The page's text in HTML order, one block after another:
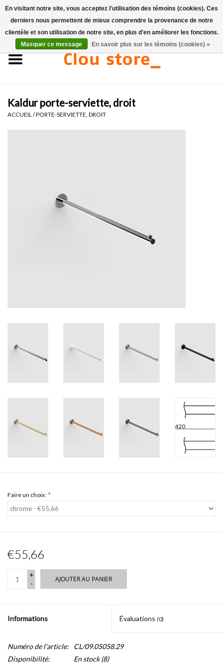
Accueil
Ensembles de lave-mains
Lave-mains
Kaldur porte-serviette, droit
ACCUEIL /PORTE-SERVIETTE, DROIT
Faire un choix: *
€55,66
+
-
AJOUTER AU PANIER
Informations Évaluations (0)
Numéro de l'article:
CL/09.05058.29
Disponibilité:
En stock(8)
En visitant notre site, vous acceptez l'utilisation des témoins (cookies). Ces
derniers nous permettent de mieux comprendre la provenance de notre
clientèle et son utilisation de notre site, en plus d'en améliorer les fonctions.
Masquer ce message
En savoir plus sur les témoins (cookies) »